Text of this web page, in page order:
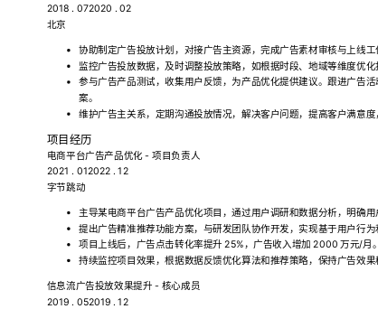
2018 . 072020 . 02
北京
协助制定广告投放计划，对接广告主资源，完成广告素材审核与上线工
监控广告投放数据，及时调整投放策略，如根据时段、地域等维度优
参与广告产品测试，收集用户反馈，为产品优化提供建议。跟进广告
案。
维护广告主关系，定期沟通投放情况，解决客户问题，提高客户满意度
项目经历
电商平台广告产品优化 - 项目负责人
2021 . 012022 . 12
字节跳动
主导某电商平台广告产品优化项目，通过用户调研和数据分析，明确用
提出广告精准推荐功能方案，与研发团队协作开发，实现基于用户行为
项目上线后，广告点击转化率提升 25%，广告收入增加 2000 万元/月。
持续监控项目效果，根据数据反馈优化算法和推荐策略，保持广告效果
信息流广告投放效果提升 - 核心成员
2019 . 052019 . 12